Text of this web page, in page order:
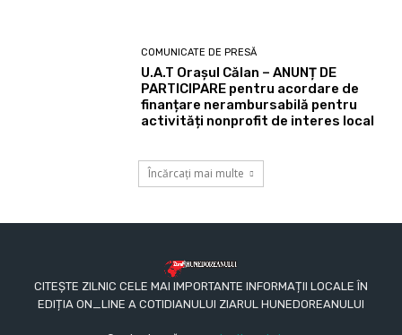
COMUNICATE DE PRESĂ
U.A.T Orașul Călan – ANUNȚ DE
PARTICIPARE pentru acordare de
finanțare nerambursabilă pentru
activități nonprofit de interes local
Încărcați mai multe
CITEȘTE ZILNIC CELE MAI IMPORTANTE INFORMAȚII LOCALE ÎN
EDIȚIA ON_LINE A COTIDIANULUI ZIARUL HUNEDOREANULUI